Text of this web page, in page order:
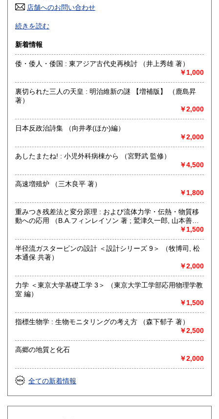
高知県 600円
佐賀県
熊本県 600円 大分県 600円
600円
沖縄県 600円
店舗へのお問い合わせ
【通信販売専門 (ご来店不可)】 の古書店です。
※大変申し訳ございませんが、店頭での販売は行っておりま
書籍の状態等、ご不明な点・気になる所がございましたら、
メールアドレス【book@koshofujiwarashoten.com】
※販売書籍につきまして【お電話でのお問い合わせ】は、現
品在庫を確認するためお時間を頂戴いたします。
沿線名：JR中央線・総武線・東京メトロ丸ノ内線
営業時間：【事務所営業・通信販売専門 (ご来店不可)】
9:00〜17:00 ※買取・仕入れ等で不在の場合がございます
書籍の買取について
自然科学等の学術書・専門書・その他資料買取り致します。
電話・FAX・メール等でお気軽にご相談下さいませ。
出張買取・配送料着払い(当店の支払い)で送って頂くことも
※お送り頂く場合は必ず事前にご連絡下さいませ。
取り扱い分野
【地球科学(地質・鉱物)・天文学・動物学・植物学・その他
自然科学】
続きを読む
新着情報
倭・倭人・倭国 : 東アジア古代史再検討 （井上秀雄 著）
￥1,000
裏切られた三人の天皇 : 明治維新の謎 【増補版】 （鹿島昇
著）
￥2,000
日本反政治詩集 （向井孝(ほか)編）
￥2,000
あしたまたね! : 小児外科病棟から （宮野武 監修）
￥4,500
高速増殖炉 （三木良平 著）
￥1,800
重みつき残差法と変分原理 : および流体力学・伝熱・物質移
動への応用 （B.A.フィンレイソン 著 ; 鷲津久一郎, 山本善之,
￥1,500
半径流ガスタービンの設計 ＜設計シリーズ 9＞ （牧博司, 松
本通保 共著）
￥2,000
力学 ＜東京大学基礎工学 3＞ （東京大学工学部応用物理学教
室 編）
￥1,500
指標生物学 : 生物モニタリングの考え方 （森下郁子 著）
￥2,500
高郷の地質と化石
￥2,000
全ての新着情報